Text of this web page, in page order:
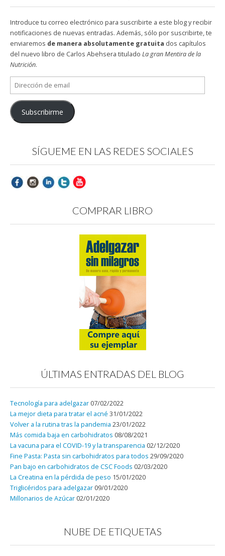
Introduce tu correo electrónico para suscribirte a este blog y recibir
notificaciones de nuevas entradas. Además, sólo por suscribirte, te
enviaremos de manera absolutamente gratuita dos capítulos
del nuevo libro de Carlos Abehsera titulado La gran Mentira de la
Nutrición.
Dirección
de
email
Subscribirme
SÍGUEME EN LAS REDES SOCIALES
COMPRAR LIBRO
ÚLTIMAS ENTRADAS DEL BLOG
Tecnología para adelgazar 07/02/2022
La mejor dieta para tratar el acné 31/01/2022
Volver a la rutina tras la pandemia 23/01/2022
Más comida baja en carbohidratos 08/08/2021
La vacuna para el COVID-19 y la transparencia 02/12/2020
Fine Pasta: Pasta sin carbohidratos para todos 29/09/2020
Pan bajo en carbohidratos de CSC Foods 02/03/2020
La Creatina en la pérdida de peso 15/01/2020
Triglicéridos para adelgazar 09/01/2020
Millonarios de Azúcar 02/01/2020
NUBE DE ETIQUETAS